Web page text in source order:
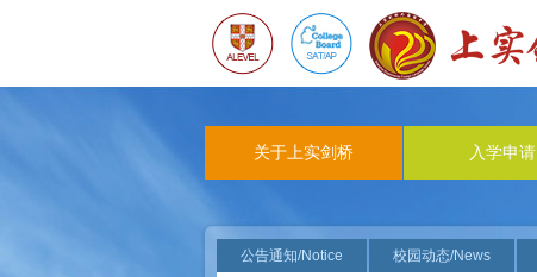
关于上实剑桥 入学申请
公告通知/Notice 校园动态/News